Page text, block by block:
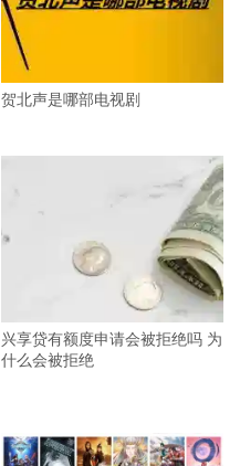
贺北声是哪部电视剧
兴享贷有额度申请会被拒绝吗 为
什么会被拒绝